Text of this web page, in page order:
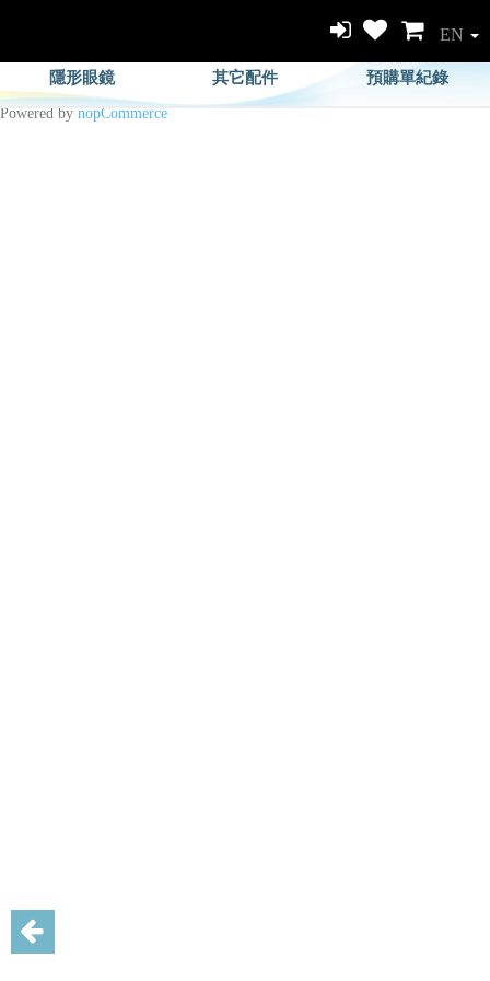
EN
隱形眼鏡 其它配件 預購單紀錄
Powered by nopCommerce